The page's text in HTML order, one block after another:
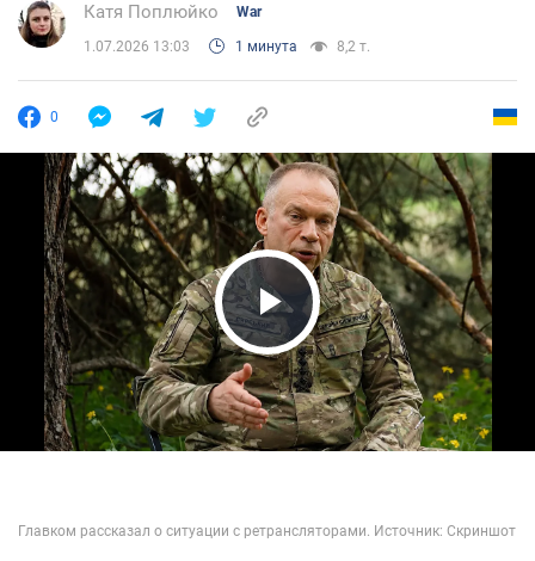
Катя Поплюйко War
1.07.2026 13:03 1 минута 8,2 т.
0
Play Video